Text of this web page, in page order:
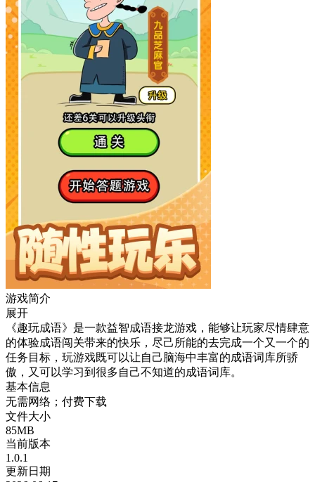
游戏简介
展开
《趣玩成语》是一款益智成语接龙游戏，能够让玩家尽情肆意
的体验成语闯关带来的快乐，尽己所能的去完成一个又一个的
任务目标，玩游戏既可以让自己脑海中丰富的成语词库所骄
傲，又可以学习到很多自己不知道的成语词库。
基本信息
无需网络；付费下载
文件大小
85MB
当前版本
1.0.1
更新日期